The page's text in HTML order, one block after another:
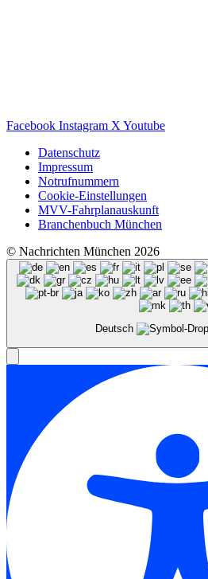
Facebook Instagram X Youtube
Datenschutz
Impressum
Notrufnummern
Cookie-Einstellungen
MVV-Fahrplanauskunft
Branchenbuch München
© Nachrichten München 2026
Deutsch